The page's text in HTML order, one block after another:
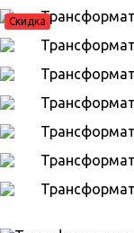
Скидка